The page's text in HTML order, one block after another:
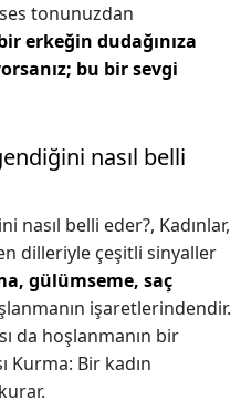
tonunuzdan
erkeğin dudağınıza
bu bir sevgi
nasıl belli
nasıl belli eder?, Kadınlar,
dilleriyle çeşitli sinyaller
gülümseme, saç
işaretlerindendir.
da hoşlanmanın bir
Kurma: Bir kadın